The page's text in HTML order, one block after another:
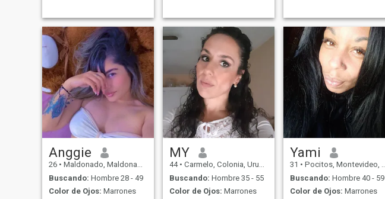
viajes y la cultura general ✈️
SAPIOSEXUAL 🧠🤯
Femenino, cariñoso, buen
compañero y ambicioso. No
tengo tatuajes. Estoy
buscando algo serio que
pueda llevar al matrimonio.
Puedo mudarme a otro país
si me enamoro. Tradicional,
no feminista. Tengo visa
americana para viajar.
mucho(y sigue )y creo que
por eso elijo disfrutar el
momento porque se
Anggie
26 • Maldonado, Maldonado, Uruguay
Buscando: Hombre 28 - 49
Color de Ojos: Marrones
MY
44 • Carmelo, Colonia, Uruguay
Buscando: Hombre 35 - 55
Color de Ojos: Marrones
Yami
31 • Pocitos, Montevideo, Uruguay
Buscando: Hombre 40 - 59
Color de Ojos: Marrones